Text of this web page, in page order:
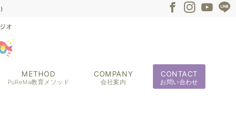
METHOD
PuReMa教育メソッド
COMPANY
会社案内
CONTACT
お問い合わせ